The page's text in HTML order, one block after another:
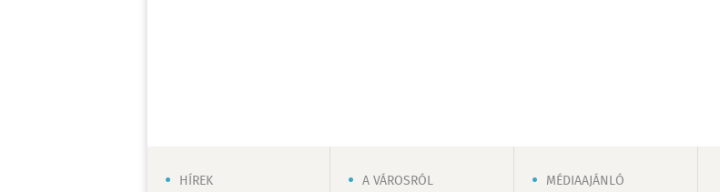
HÍREK
A VÁROSRÓL
MÉDIAAJÁNLÓ